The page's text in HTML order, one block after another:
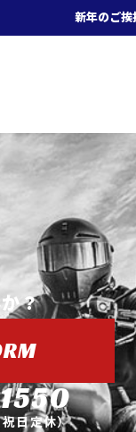
新年のご挨
？
日定休）